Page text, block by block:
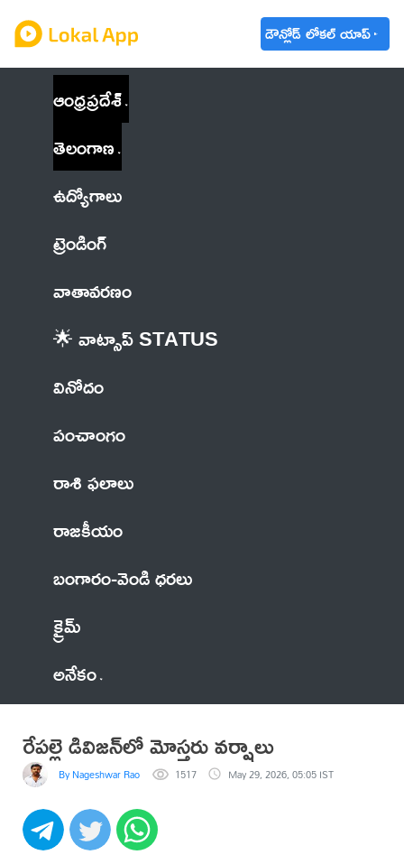
డౌన్లోడ్ లోకల్ యాప్
ఆంధ్రప్రదేశ్
తెలంగాణ
ఉద్యోగాలు
ట్రెండింగ్
వాతావరణం
🌟 వాట్సాప్ STATUS
వినోదం
పంచాంగం
రాశి ఫలాలు
రాజకీయం
బంగారం-వెండి ధరలు
క్రైమ్
అనేకం
రేపల్లె డివిజన్‌లో మోస్తరు వర్షాలు
By Nageshwar Rao 1517 May 29, 2026, 05:05 IST